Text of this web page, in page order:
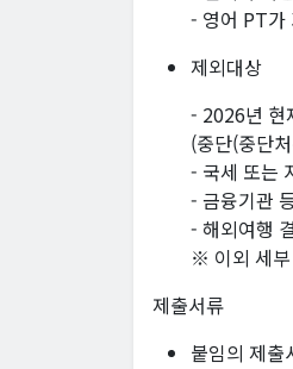
- 영어 PT가
제외대상
- 2026년 현
(중단(중단
- 국세 또는
- 금융기관
- 해외여행
※ 이외 세부
제출서류
붙임의 제출